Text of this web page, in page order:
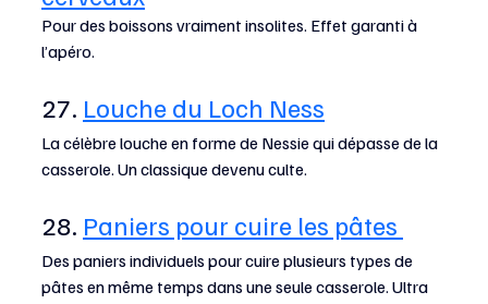
Pour des boissons vraiment insolites. Effet garanti à
l’apéro.
27. Louche du Loch Ness
La célèbre louche en forme de Nessie qui dépasse de la
casserole. Un classique devenu culte.
28. Paniers pour cuire les pâtes
Des paniers individuels pour cuire plusieurs types de
pâtes en même temps dans une seule casserole. Ultra